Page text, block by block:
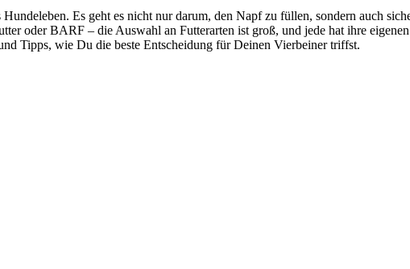
Es geht es nicht nur dar­um, den Napf zu fül­len, son­dern auch
oder BARF – die Aus­wahl an Fut­ter­ar­ten ist groß, und jede hat ihre
Tipps, wie Du die bes­te Ent­schei­dung für Dei­nen Vier­bei­ner triffst.